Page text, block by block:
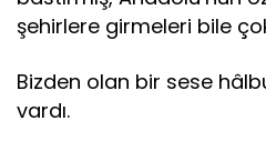
şehirlere girmeleri bile
Bizden olan bir sese
vardı.